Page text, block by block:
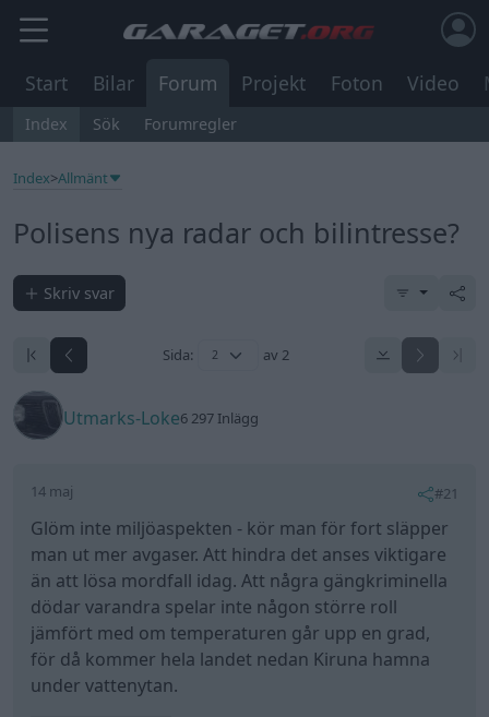
Start Bilar Forum Projekt Foton Video
Index Sök Forumregler
Index>Allmänt
Polisens nya radar och bilintresse?
Skriv svar
Sida: av 2
Utmarks-Loke6 297 Inlägg
14 maj #21
Glöm inte miljöaspekten - kör man för fort släpper
man ut mer avgaser. Att hindra det anses viktigare
än att lösa mordfall idag. Att några gängkriminella
dödar varandra spelar inte någon större roll
jämfört med om temperaturen går upp en grad,
för då kommer hela landet nedan Kiruna hamna
under vattenytan.